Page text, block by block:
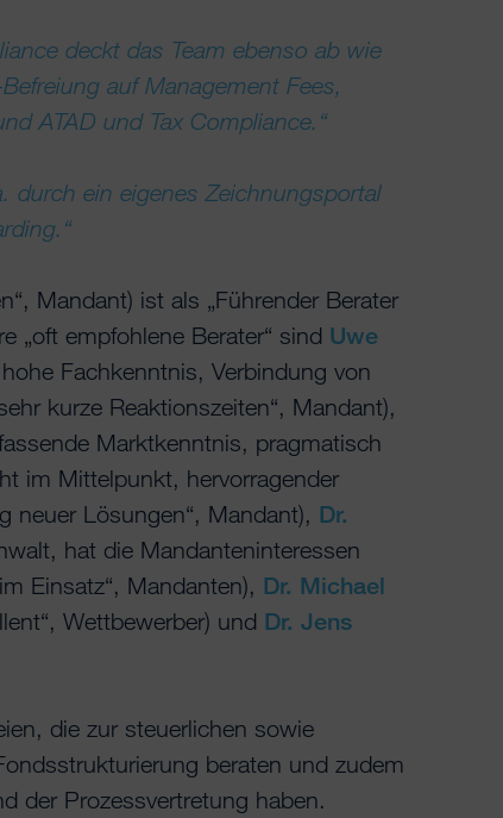
deckt das Team ebenso ab wie
auf Management Fees,
ATAD und Tax Compliance.“
durch ein eigenes Zeichnungsportal
Mandant) ist als „Führender Berater
„oft empfohlene Berater“ sind Uwe
hohe Fachkenntnis, Verbindung von
kurze Reaktionszeiten“, Mandant),
Marktkenntnis, pragmatisch
im Mittelpunkt, hervorragender
neuer Lösungen“, Mandant), Dr.
hat die Mandanteninteressen
Einsatz“, Mandanten), Dr. Michael
Wettbewerber) und Dr. Jens
die zur steuerlichen sowie
beraten und zudem
der Prozessvertretung haben.